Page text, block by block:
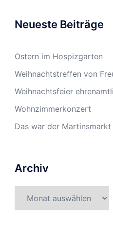
Neueste Beiträge
Ostern im Hospizgarten
Weihnachtstreffen von
Weihnachtsfeier
Wohnzimmerkonzert
Das war der
Archiv